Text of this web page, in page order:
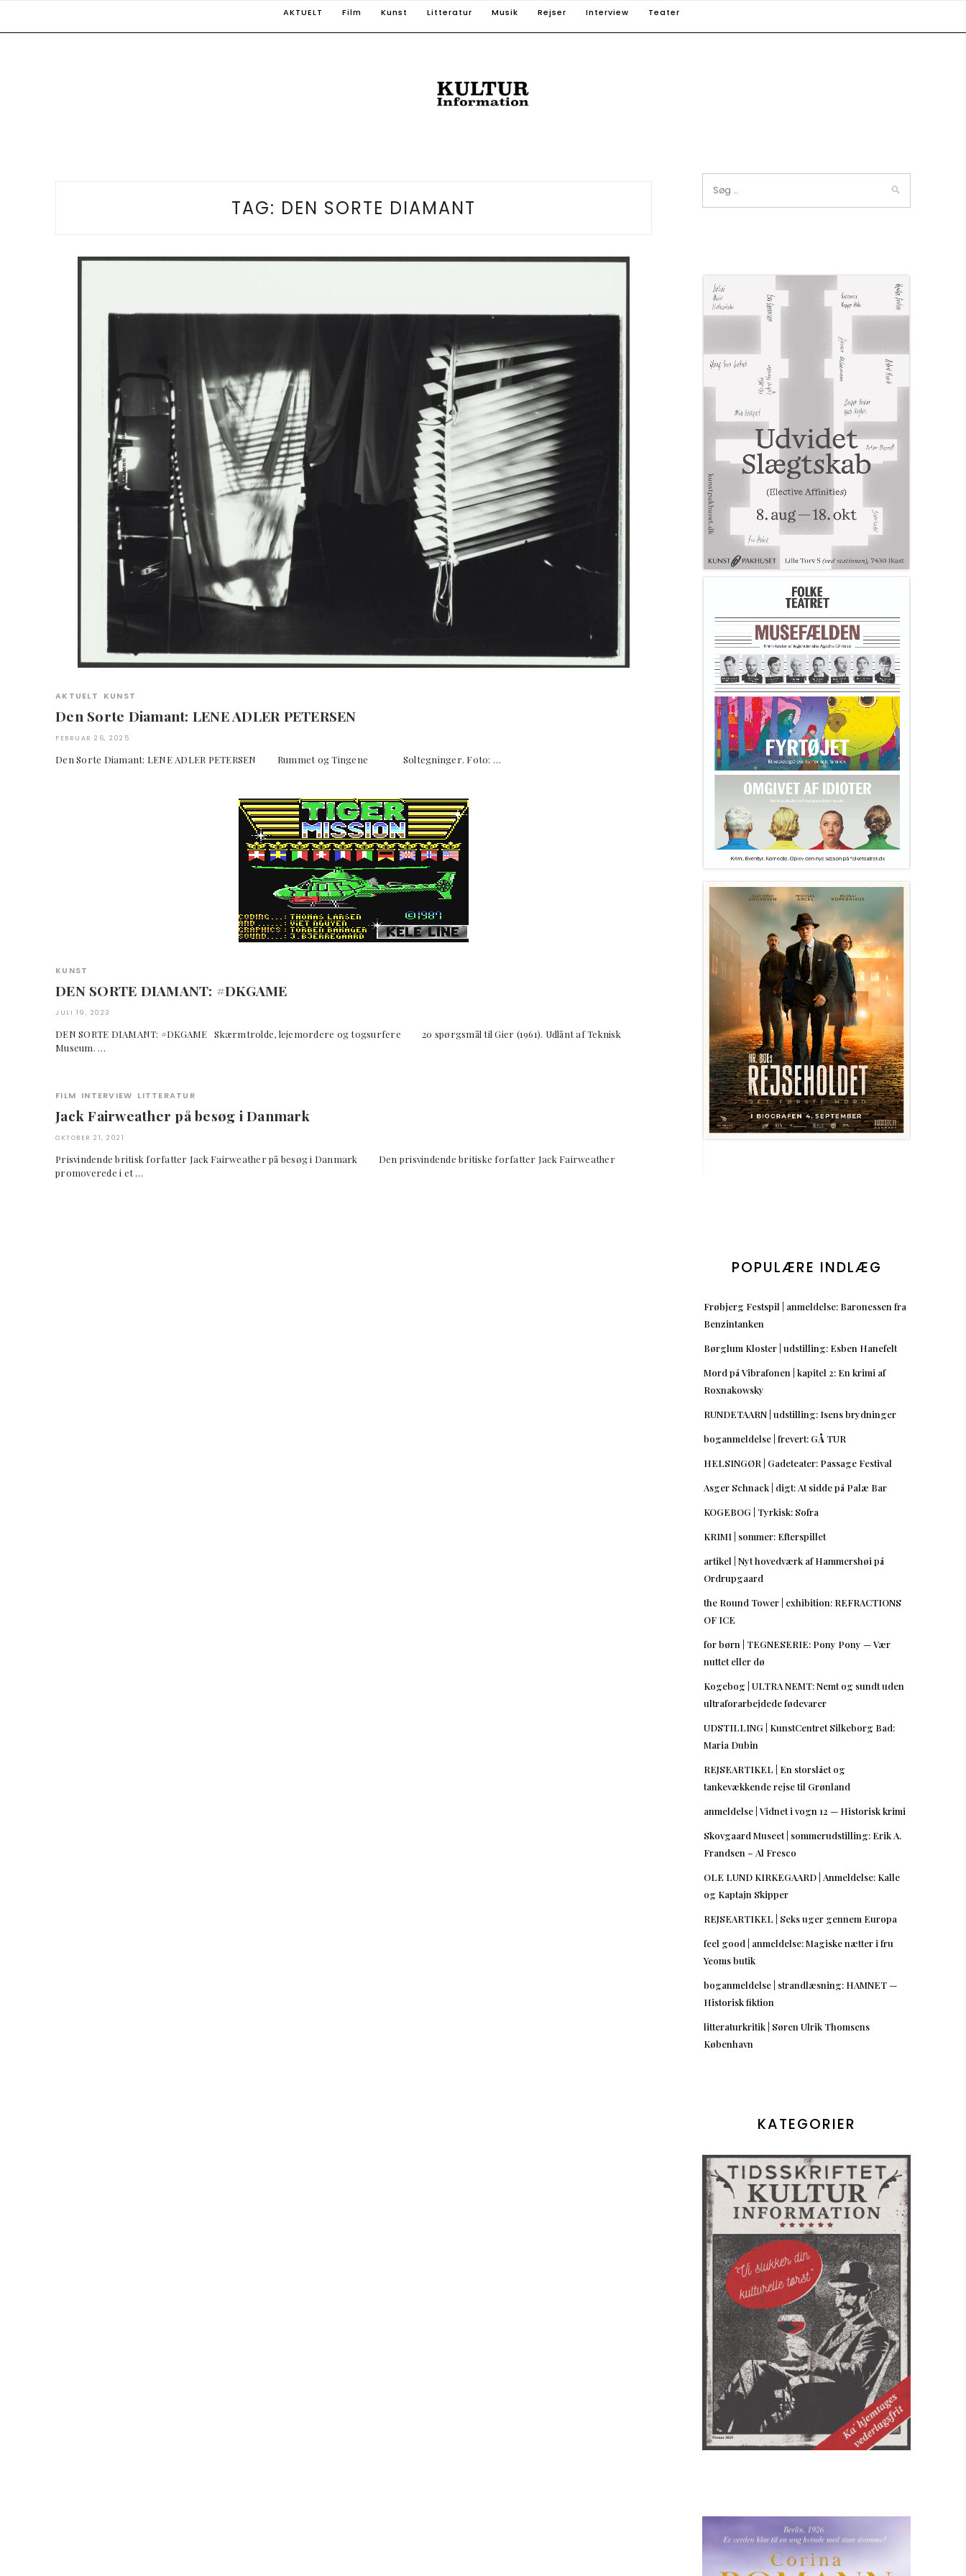
AKTUELT Film Kunst Litteratur Musik Rejser Interview Teater
TAG: DEN SORTE DIAMANT
AKTUELT KUNST
Den Sorte Diamant: LENE ADLER PETERSEN
FEBRUAR 26, 2025
Den Sorte Diamant: LENE ADLER PETERSEN Rummet og Tingene Soltegninger. Foto: …
KUNST
DEN SORTE DIAMANT: #DKGAME
JULI 19, 2023
DEN SORTE DIAMANT: #DKGAME Skærmtrolde, lejemordere og togsurfere 20 spørgsmål til Gier (1961). Udlånt af Teknisk
Museum. …
FILM INTERVIEW LITTERATUR
Jack Fairweather på besøg i Danmark
OKTOBER 21, 2021
Prisvindende britisk forfatter Jack Fairweather på besøg i Danmark Den prisvindende britiske forfatter Jack Fairweather
promoverede i et …
POPULÆRE INDLÆG
Frøbjerg Festspil | anmeldelse: Baronessen fra
Benzintanken
Børglum Kloster | udstilling: Esben Hanefelt
Mord på Vibrafonen | kapitel 2: En krimi af
Roxnakowsky
RUNDETAARN | udstilling: Isens brydninger
boganmeldelse | frevert: GÅ TUR
HELSINGØR | Gadeteater: Passage Festival
Asger Schnack | digt: At sidde på Palæ Bar
KOGEBOG | Tyrkisk: Sofra
KRIMI | sommer: Efterspillet
artikel | Nyt hovedværk af Hammershøi på
Ordrupgaard
the Round Tower | exhibition: REFRACTIONS
OF ICE
for børn | TEGNESERIE: Pony Pony — Vær
nuttet eller dø
Kogebog | ULTRA NEMT: Nemt og sundt uden
ultraforarbejdede fødevarer
UDSTILLING | KunstCentret Silkeborg Bad:
Maria Dubin
REJSEARTIKEL | En storslået og
tankevækkende rejse til Grønland
anmeldelse | Vidnet i vogn 12 — Historisk krimi
Skovgaard Museet | sommerudstilling: Erik A.
Frandsen – Al Fresco
OLE LUND KIRKEGAARD | Anmeldelse: Kalle
og Kaptajn Skipper
REJSEARTIKEL | Seks uger gennem Europa
feel good | anmeldelse: Magiske nætter i fru
Yeoms butik
boganmeldelse | strandlæsning: HAMNET —
Historisk fiktion
litteraturkritik | Søren Ulrik Thomsens
København
KATEGORIER